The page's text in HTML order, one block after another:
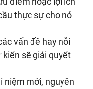
thực sự cho nó
vấn đề hay nỗi
​​sẽ giải quyết
niệm mới, nguyên